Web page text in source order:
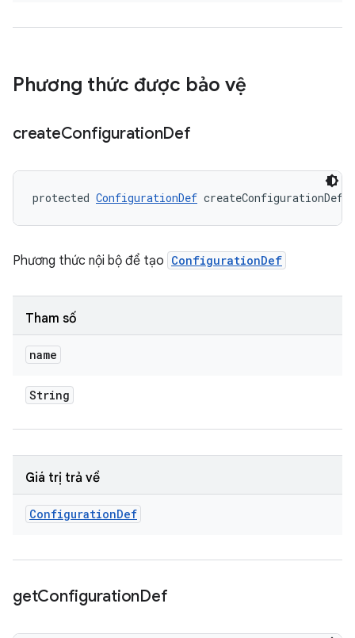
Phương thức được bảo vệ
createConfigurationDef
protected ConfigurationDef createConfigurationDef
Phương thức nội bộ để tạo ConfigurationDef
Tham số
name
String
Giá trị trả về
ConfigurationDef
getConfigurationDef